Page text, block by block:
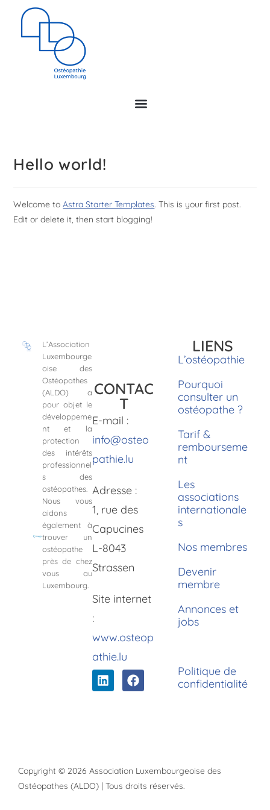
Hello world!
Welcome toAstra Starter Templates. This is your first post.
Edit or delete it, then start blogging!
L’Association
Luxembourge
oise des
Ostéopathes
(ALDO) a
pour objet le
développeme
nt et la
protection
des intérêts
professionnel
s des
ostéopathes.
Nous vous
aidons
également à
trouver un
ostéopathe
près de chez
vous au
Luxembourg.
CONTAC
T
E-mail :
info@osteo
pathie.lu
Adresse :
1, rue des
Capucines
L-8043
Strassen
Site internet
:
www.osteop
athie.lu
LIENS
L’ostéopathie
Pourquoi
consulter un
ostéopathe ?
Tarif &
rembourseme
nt
Les
associations
internationale
s
Nos membres
Devenir
membre
Annonces et
jobs
Politique de
confidentialité
Copyright © 2026 Association Luxembourgeoise des
Ostéopathes (ALDO) | Tous droits réservés.